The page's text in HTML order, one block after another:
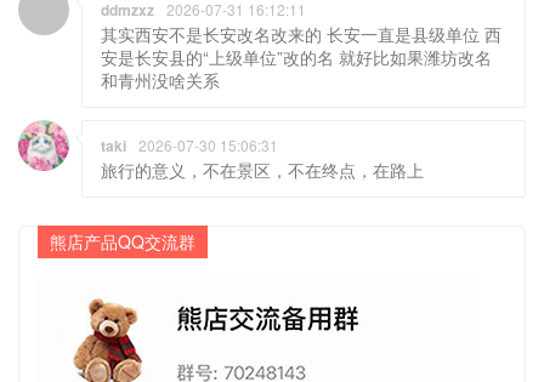
其实西安不是长安改名改来的 长安一直是县级单位 西
安是长安县的“上级单位”改的名 就好比如果潍坊改名
和青州没啥关系
旅行的意义，不在景区，不在终点，在路上
熊店产品QQ交流群